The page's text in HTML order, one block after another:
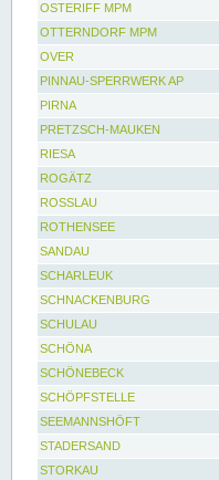
OSTERIFF MPM
OTTERNDORF MPM
OVER
PINNAU-SPERRWERK AP
PIRNA
PRETZSCH-MAUKEN
RIESA
ROGÄTZ
ROSSLAU
ROTHENSEE
SANDAU
SCHARLEUK
SCHNACKENBURG
SCHULAU
SCHÖNA
SCHÖNEBECK
SCHÖPFSTELLE
SEEMANNSHÖFT
STADERSAND
STORKAU